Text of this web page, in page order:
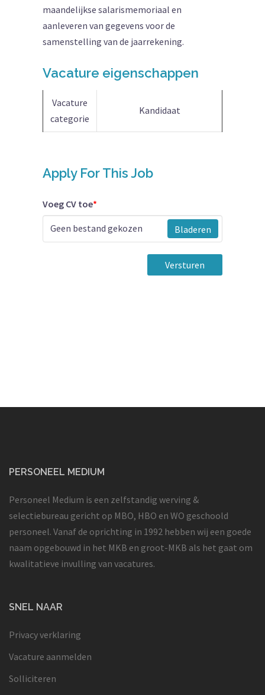
maandelijkse salarismemoriaal en
aanleveren van gegevens voor de
samenstelling van de jaarrekening.
Vacature eigenschappen
Vacature
categorie
Kandidaat
Apply For This Job
Voeg CV toe*
Geen bestand gekozen Bladeren
Versturen
PERSONEEL MEDIUM
Personeel Medium is een zelfstandig werving &
selectiebureau gericht op MBO, HBO en WO geschoold
personeel. Vanaf de oprichting in 1992 hebben wij een goede
naam opgebouwd in het MKB en groot-MKB als het gaat om
kwalitatieve invulling van vacatures.
SNEL NAAR
Privacy verklaring
Vacature aanmelden
Solliciteren